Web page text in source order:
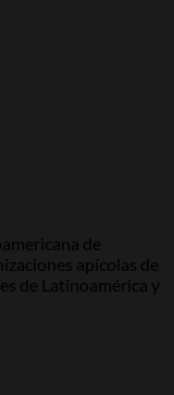
de
apícolas de
de Latinoamérica y